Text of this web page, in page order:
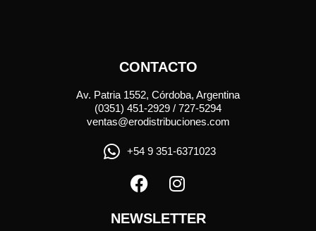
CONTACTO
Av. Patria 1552, Córdoba, Argentina
(0351) 451-2929 / 727-5294
ventas@erodistribuciones.com
+54 9 351-6371023
NEWSLETTER